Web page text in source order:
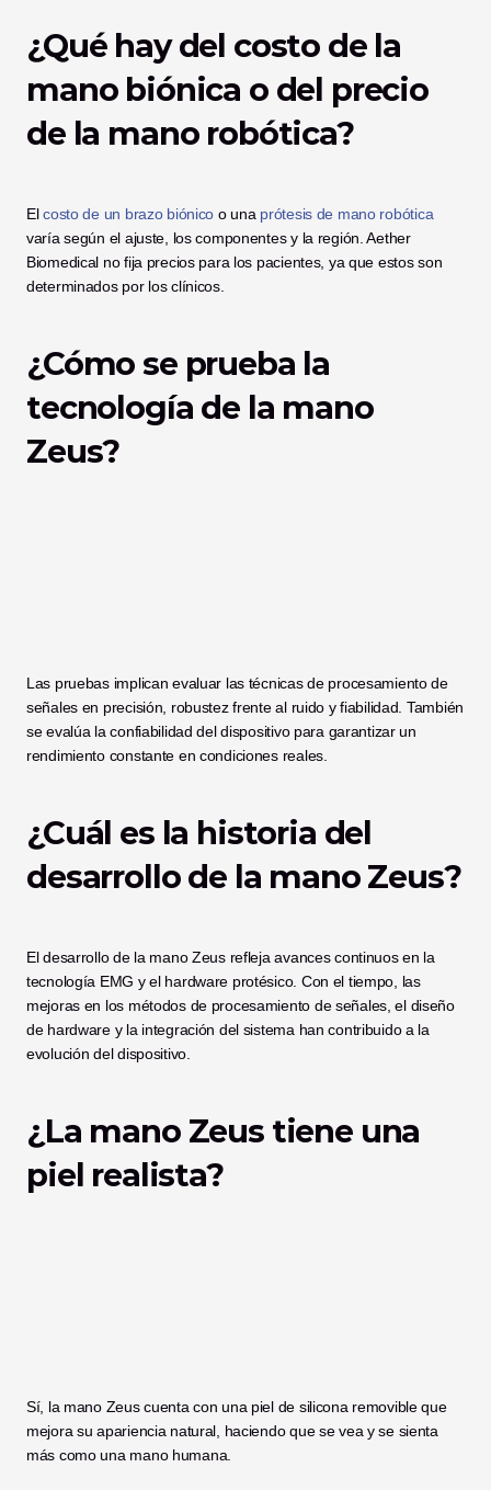
¿Qué hay del costo de la
mano biónica o del precio
de la mano robótica?
El costo de un brazo biónico o una prótesis de mano robótica
varía según el ajuste, los componentes y la región. Aether
Biomedical no fija precios para los pacientes, ya que estos son
determinados por los clínicos.
¿Cómo se prueba la
tecnología de la mano
Zeus?
Las pruebas implican evaluar las técnicas de procesamiento de
señales en precisión, robustez frente al ruido y fiabilidad. También
se evalúa la confiabilidad del dispositivo para garantizar un
rendimiento constante en condiciones reales.
¿Cuál es la historia del
desarrollo de la mano Zeus?
El desarrollo de la mano Zeus refleja avances continuos en la
tecnología EMG y el hardware protésico. Con el tiempo, las
mejoras en los métodos de procesamiento de señales, el diseño
de hardware y la integración del sistema han contribuido a la
evolución del dispositivo.
¿La mano Zeus tiene una
piel realista?
Sí, la mano Zeus cuenta con una piel de silicona removible que
mejora su apariencia natural, haciendo que se vea y se sienta
más como una mano humana.